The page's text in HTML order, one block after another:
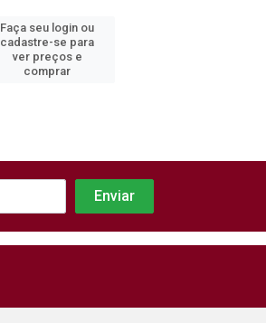
Faça seu login ou
cadastre-se para
ver preços e
comprar